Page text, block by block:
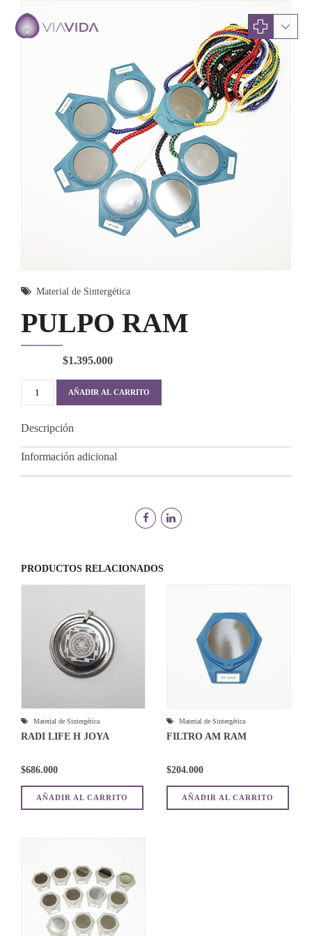
Material de Sintergética
PULPO RAM
$1.395.000
AÑADIR AL CARRITO
Descripción
Información adicional
PRODUCTOS RELACIONADOS
Material de Sintergética
RADI LIFE H JOYA
$686.000
AÑADIR AL CARRITO
Material de Sintergética
FILTRO AM RAM
$204.000
AÑADIR AL CARRITO